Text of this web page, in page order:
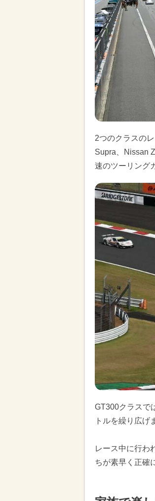
2つのクラスの
Supra、Nissan
速のツーリング
GT300クラスで
トルを繰り広げ
レース中に行わ
ちが素早く正確